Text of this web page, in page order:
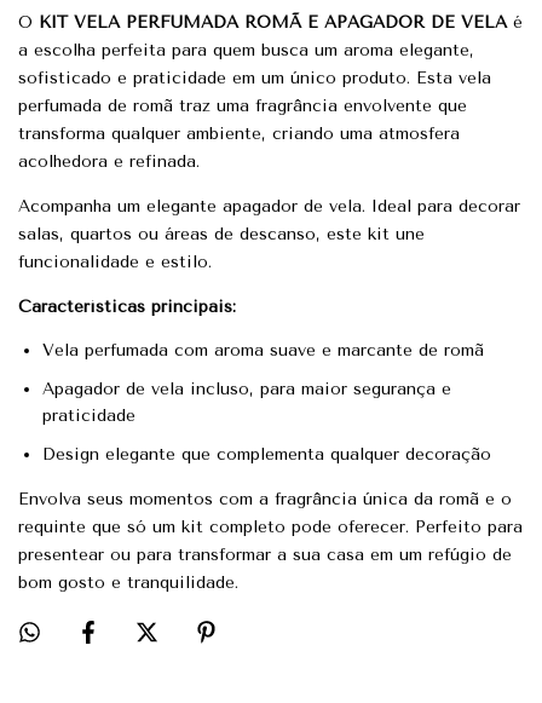
O KIT VELA PERFUMADA ROMÃ E APAGADOR DE VELAé
a escolha perfeita para quem busca um aroma elegante,
sofisticado e praticidade em um único produto. Esta vela
perfumada de romã traz uma fragrância envolvente que
transforma qualquer ambiente, criando uma atmosfera
acolhedora e refinada.
Acompanha um elegante apagador de vela. Ideal para decorar
salas, quartos ou áreas de descanso, este kit une
funcionalidade e estilo.
Características principais:
Vela perfumada com aroma suave e marcante de romã
Apagador de vela incluso, para maior segurança e
praticidade
Design elegante que complementa qualquer decoração
Envolva seus momentos com a fragrância única da romã e o
requinte que só um kit completo pode oferecer. Perfeito para
presentear ou para transformar a sua casa em um refúgio de
bom gosto e tranquilidade.